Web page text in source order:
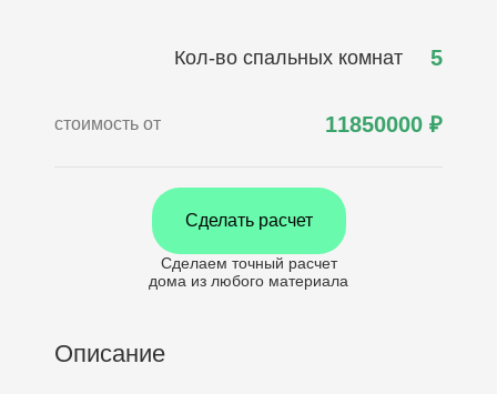
Кол-во спальных комнат 5
стоимость от 11850000 ₽
Сделать расчет
Сделаем точный расчет
дома из любого материала
Описание